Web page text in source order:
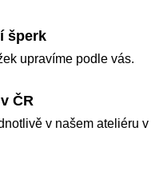
šperk
upravíme podle vás.
ČR
v našem ateliéru v